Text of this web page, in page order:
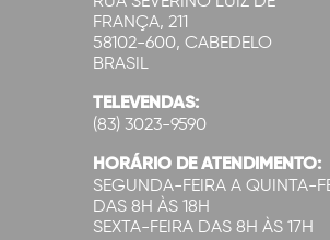
FRANÇA, 211
58102-600, CABEDELO
BRASIL
TELEVENDAS:
(83) 3023-9590
HORÁRIO DE ATENDIMENTO:
SEGUNDA-FEIRA A QUINTA-
DAS 8H ÀS 18H
SEXTA-FEIRA DAS 8H ÀS 17H